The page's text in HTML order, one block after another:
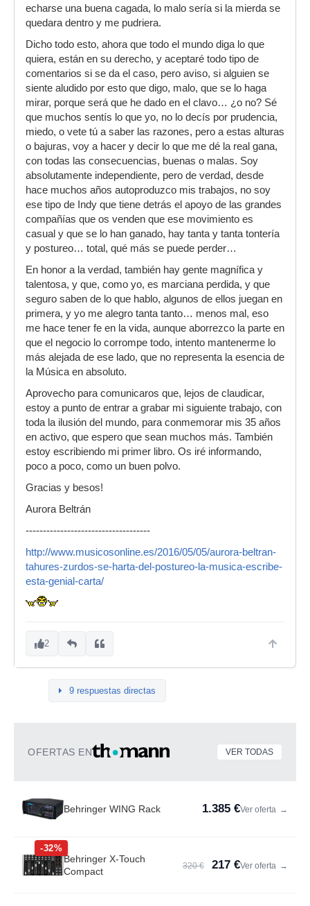
echarse una buena cagada, lo malo sería si la mierda se
quedara dentro y me pudriera.
Dicho todo esto, ahora que todo el mundo diga lo que
quiera, están en su derecho, y aceptaré todo tipo de
comentarios si se da el caso, pero aviso, si alguien se
siente aludido por esto que digo, malo, que se lo haga
mirar, porque será que he dado en el clavo… ¿o no? Sé
que muchos sentís lo que yo, no lo decís por prudencia,
miedo, o vete tú a saber las razones, pero a estas alturas
o bajuras, voy a hacer y decir lo que me dé la real gana,
con todas las consecuencias, buenas o malas. Soy
absolutamente independiente, pero de verdad, desde
hace muchos años autoproduzco mis trabajos, no soy
ese tipo de Indy que tiene detrás el apoyo de las grandes
compañías que os venden que ese movimiento es
casual y que se lo han ganado, hay tanta y tanta tontería
y postureo… total, qué más se puede perder…
En honor a la verdad, también hay gente magnífica y
talentosa, y que, como yo, es marciana perdida, y que
seguro saben de lo que hablo, algunos de ellos juegan en
primera, y yo me alegro tanta tanto… menos mal, eso
me hace tener fe en la vida, aunque aborrezco la parte en
que el negocio lo corrompe todo, intento mantenerme lo
más alejada de ese lado, que no representa la esencia de
la Música en absoluto.
Aprovecho para comunicaros que, lejos de claudicar,
estoy a punto de entrar a grabar mi siguiente trabajo, con
toda la ilusión del mundo, para conmemorar mis 35 años
en activo, que espero que sean muchos más. También
estoy escribiendo mi primer libro. Os iré informando,
poco a poco, como un buen polvo.
Gracias y besos!
Aurora Beltrán
------------------------------------
http://www.musicosonline.es/2016/05/05/aurora-beltran-
tahures-zurdos-se-harta-del-postureo-la-musica-escribe-
esta-genial-carta/
2
9 respuestas directas
OFERTAS EN VER TODAS
Behringer WING Rack 1.385 €Ver oferta →
-32%
Behringer X-Touch
Compact
320 € 217 €Ver oferta →